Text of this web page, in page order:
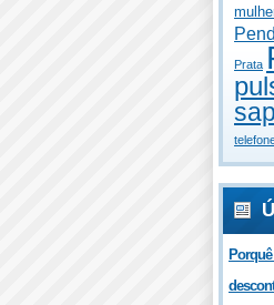
Prata